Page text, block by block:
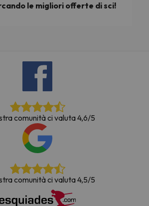
le migliori offerte di sci!
comunità ci valuta 4,6/5
comunità ci valuta 4,5/5